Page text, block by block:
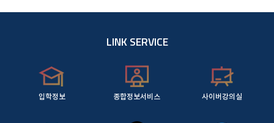
LINK SERVICE
입학정보 종합정보서비스 사이버강의실